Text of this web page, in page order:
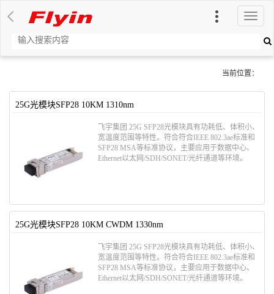
切
换
当前位置：
25G光模块SFP28 10KM 1310nm
飞宇集团 25G SFP28光模块具有功耗低、体积小、
宽温度范围等特性。符合符合IEEE 802.3ae标准和
SFP28 MSA等标准协议，主要应用于数据中心、
Ethernet以太网/SDH/SONET/光纤通道等环境。
25G光模块SFP28 10KM CWDM 1330nm
飞宇集团 25G SFP28光模块具有功耗低、体积小、
宽温度范围等特性。符合符合IEEE 802.3ae标准和
SFP28 MSA等标准协议，主要应用于数据中心、
Ethernet以太网/SDH/SONET/光纤通道等环境。